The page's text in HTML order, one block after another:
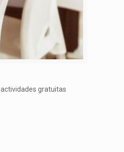
actividades gratuitas